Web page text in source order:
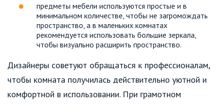
предметы мебели используются простые и в
минимальном количестве, чтобы не загромождать
пространство, а в маленьких комнатах
рекомендуется использовать большие зеркала,
чтобы визуально расширить пространство.
Дизайнеры советуют обращаться к профессионалам,
чтобы комната получилась действительно уютной и
комфортной в использовании. При грамотном